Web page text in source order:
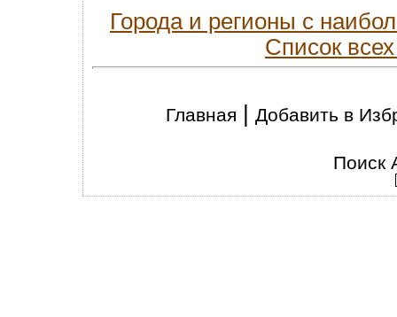
Города и регионы с
Список
Главная | Добавить в
Поиск